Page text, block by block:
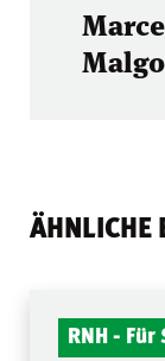
Malgo
ÄHNLICHE